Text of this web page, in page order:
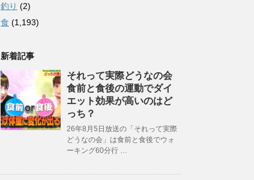
釣り (2)
食 (1,193)
新着記事
それって実際どうなの会
食前と食後の運動でダイ
エット効果が高いのはど
っち？
26年8月5日放送の「それって実際
どうなの会」は食前と食後でウォ
ーキング60分行 …